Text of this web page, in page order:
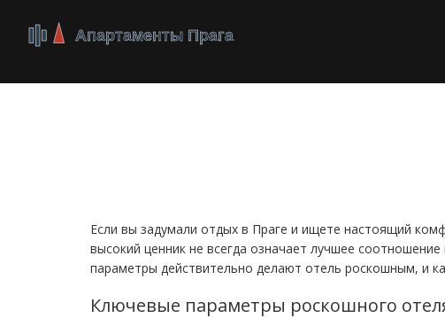
Если вы задумали отдых в Праге и ищете настоящий
высокий ценник не всегда означает лучшее
параметры действительно делают отель роскошным, и
Ключевые параметры роскошного